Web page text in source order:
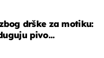
drške za motiku:
pivo...